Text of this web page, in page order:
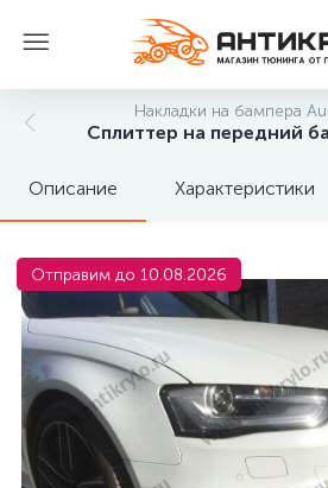
Накладки на бампера
Сплиттер на передний
Описание Характеристики
Отправим до 10.08.2026